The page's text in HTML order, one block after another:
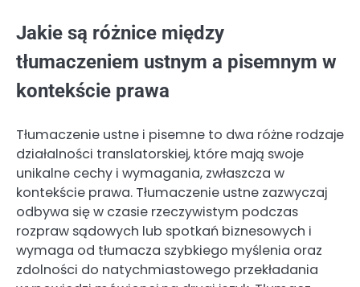
Jakie są różnice między
tłumaczeniem ustnym a pisemnym w
kontekście prawa
Tłumaczenie ustne i pisemne to dwa różne rodzaje
działalności translatorskiej, które mają swoje
unikalne cechy i wymagania, zwłaszcza w
kontekście prawa. Tłumaczenie ustne zazwyczaj
odbywa się w czasie rzeczywistym podczas
rozpraw sądowych lub spotkań biznesowych i
wymaga od tłumacza szybkiego myślenia oraz
zdolności do natychmiastowego przekładania